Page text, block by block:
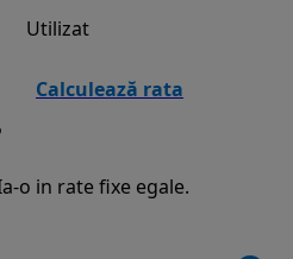
Utilizat
Calculează rata
o in rate fixe egale.